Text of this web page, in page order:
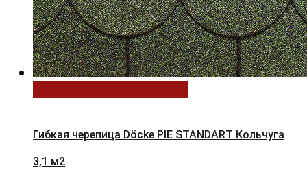
Гибкая черепица Döcke PIE STANDART Кольчуга
3,1 м2